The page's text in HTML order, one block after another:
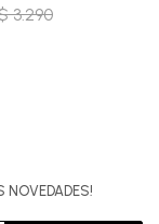
3.290
NOVEDADES!